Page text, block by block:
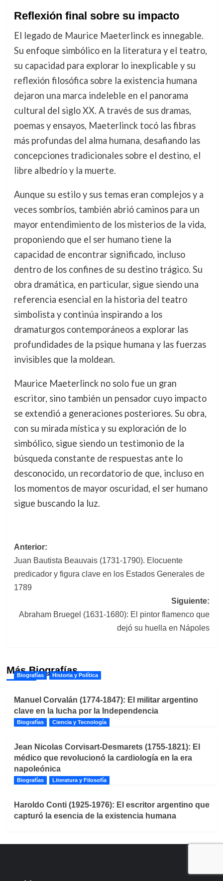
Reflexión final sobre su impacto
El legado de Maurice Maeterlinck es innegable.
Su enfoque simbólico en la literatura y el teatro,
su capacidad para explorar lo inexplicable y su
reflexión filosófica sobre la existencia humana
dejaron una marca indeleble en el panorama
cultural del siglo XX. A través de sus dramas,
poemas y ensayos, Maeterlinck tocó las fibras
más profundas del alma humana, desafiando las
concepciones tradicionales sobre el destino, el
libre albedrío y la muerte.
Aunque su estilo y sus temas eran complejos y a
veces sombríos, también abrió caminos para un
mayor entendimiento de los misterios de la vida,
proponiendo que el ser humano tiene la
capacidad de encontrar significado, incluso
dentro de los confines de su destino trágico. Su
obra dramática, en particular, sigue siendo una
referencia esencial en la historia del teatro
simbolista y continúa inspirando a los
dramaturgos contemporáneos a explorar las
profundidades de la psique humana y las fuerzas
invisibles que la moldean.
Maurice Maeterlinck no solo fue un gran
escritor, sino también un pensador cuyo impacto
se extendió a generaciones posteriores. Su obra,
con su mirada mística y su exploración de lo
simbólico, sigue siendo un testimonio de la
búsqueda constante de respuestas ante lo
desconocido, un recordatorio de que, incluso en
los momentos de mayor oscuridad, el ser humano
sigue buscando la luz.
Navegación
de
entradas
Anterior:
Juan Bautista Beauvais (1731-1790). Elocuente
predicador y figura clave en los Estados Generales de
1789
Siguiente:
Abraham Bruegel (1631-1680): El pintor flamenco que
dejó su huella en Nápoles
Más Biografías
Biografías Historia y Política
Manuel Corvalán (1774-1847): El militar argentino
clave en la lucha por la Independencia
Biografías Ciencia y Tecnología
Jean Nicolas Corvisart-Desmarets (1755-1821): El
médico que revolucionó la cardiología en la era
napoleónica
Biografías Literatura y Filosofía
Haroldo Conti (1925-1976): El escritor argentino que
capturó la esencia de la existencia humana